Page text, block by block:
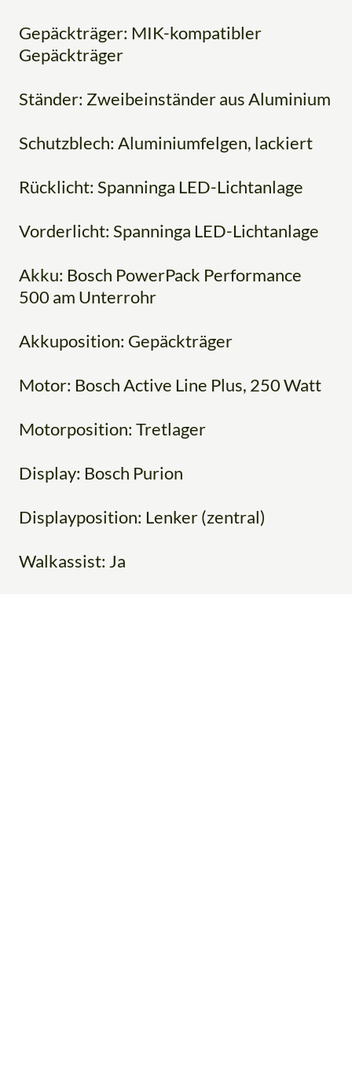
Gepäckträger: MIK-kompatibler
Gepäckträger
Ständer: Zweibeinständer aus Aluminium
Schutzblech: Aluminiumfelgen, lackiert
Rücklicht: Spanninga LED-Lichtanlage
Vorderlicht: Spanninga LED-Lichtanlage
Akku: Bosch PowerPack Performance
500 am Unterrohr
Akkuposition: Gepäckträger
Motor: Bosch Active Line Plus, 250 Watt
Motorposition: Tretlager
Display: Bosch Purion
Displayposition: Lenker (zentral)
Walkassist: Ja